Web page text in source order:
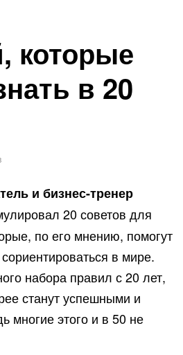
которые
в 20
и бизнес-тренер
20 советов для
по его мнению, помогут
в мире.
набора правил с 20 лет,
станут успешными и
многие этого и в 50 не